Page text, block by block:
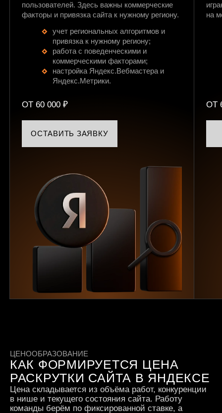
пользователей. Здесь важны коммерческие
факторы и привязка сайта к нужному региону.
учет региональных алгоритмов и
привязка к нужному региону;
работа с поведенческими и
коммерческими факторами;
настройка Яндекс.Вебмастера и
Яндекс.Метрики.
ОТ 60 000 ₽
ОСТАВИТЬ ЗАЯВКУ
на
ОТ
ЦЕНООБРАЗОВАНИЕ
КАК ФОРМИРУЕТСЯ ЦЕНА
РАСКРУТКИ САЙТА В ЯНДЕКСЕ
Цена складывается из объёма работ, конкуренции
в нише и текущего состояния сайта. Работу
команды берём по фиксированной ставке, а